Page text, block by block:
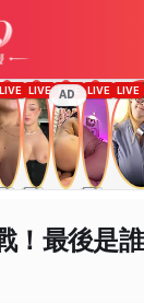
AD
！最後是